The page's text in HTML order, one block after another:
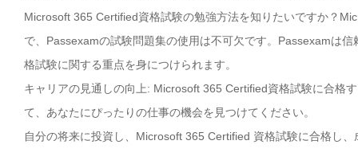
Microsoft 365 Certified資格試験の勉強方法を知りたいですか？
で、Passexamの試験問題集の使用は不可欠です。Passexamは
格試験に関する重点を身につけられます。
キャリアの見通しの向上: Microsoft 365 Certified資格試験に合格
て、あなたにぴったりの仕事の機会を見つけてください。
自分の将来に投資し、Microsoft 365 Certified 資格試験に合格し